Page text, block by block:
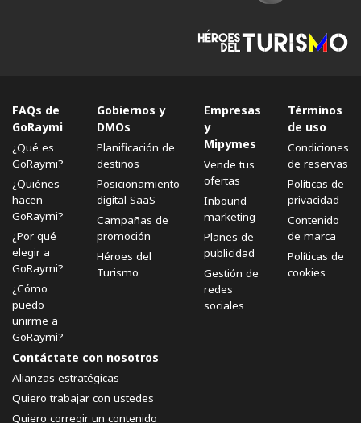
FAQs de
GoRaymi
¿Qué es
GoRaymi?
¿Quiénes
hacen
GoRaymi?
¿Por qué
elegir a
GoRaymi?
¿Cómo
puedo
unirme a
GoRaymi?
Gobiernos y
DMOs
Planificación de
destinos
Posicionamiento
digital SaaS
Campañas de
promoción
Héroes del
Turismo
Empresas
y
Mipymes
Vende tus
ofertas
Inbound
marketing
Planes de
publicidad
Gestión de
redes
sociales
Términos
de uso
Condiciones
de reservas
Políticas de
privacidad
Contenido
de marca
Políticas de
cookies
Contáctate con nosotros
Alianzas estratégicas
Quiero trabajar con ustedes
Quiero corregir un contenido